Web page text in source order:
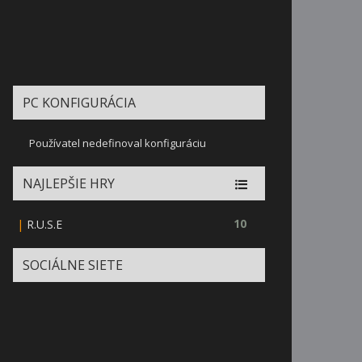
PC KONFIGURÁCIA
Používatel nedefinoval konfiguráciu
NAJLEPŠIE HRY
10
| R.U.S.E
SOCIÁLNE SIETE